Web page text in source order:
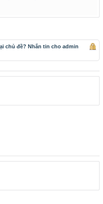
chủ đề? Nhắn tin cho admin